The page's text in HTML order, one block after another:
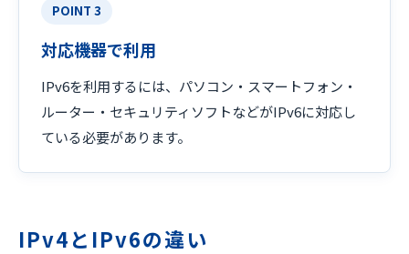
POINT 3
対応機器で利用
IPv6を利用するには、パソコン・スマートフォン・
ルーター・セキュリティソフトなどがIPv6に対応し
ている必要があります。
IPv4とIPv6の違い